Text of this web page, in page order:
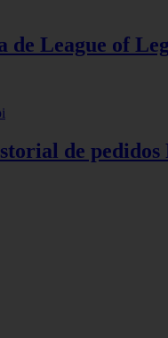
League of
de pedidos